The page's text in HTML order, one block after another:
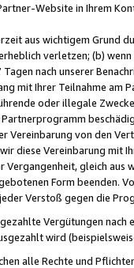
Website in Ihrem
aus wichtigem Grund
verletzen; (b)
nach unserer
mit Ihrer Teilnahme am
oder illegale
Vereinbarung von den
diese Vereinbarung mit
Vergangenheit, gleich
Form beenden.
Verstoß gegen die
Vergütungen
wird
alle Rechte und